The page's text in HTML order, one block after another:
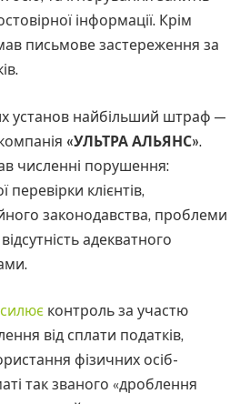
інформації. Крім
письмове застереження за
установ найбільший штраф —
«УЛЬТРА АЛЬЯНС».
численні порушення:
перевірки клієнтів,
законодавства, проблеми
адекватного
контроль за участю
від сплати податків,
фізичних осіб-
так званого «дроблення